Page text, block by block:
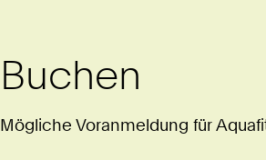
Buchen
Mögliche Voranmeldung für